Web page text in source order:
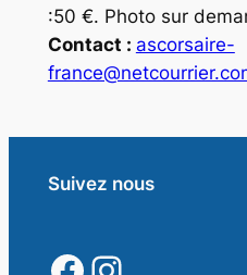
:50 €. Photo sur
Contact : ascorsaire-
Suivez nous